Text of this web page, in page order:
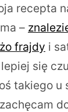
recepta
–
frajdy i
się
takiego u